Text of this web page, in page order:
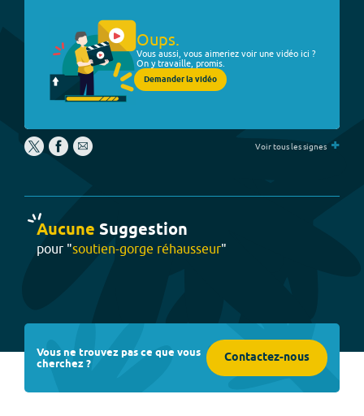
Oups.
Vous aussi, vous aimeriez voir une vidéo ici ?
On y travaille, promis.
Demander la vidéo
Voir tous les signes +
Aucune Suggestion
pour "soutien-gorge réhausseur"
Vous ne trouvez pas ce que vous
cherchez ? Contactez-nous